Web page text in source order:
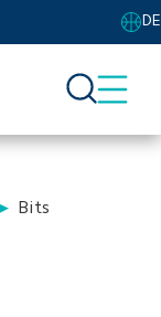
DE
Bits